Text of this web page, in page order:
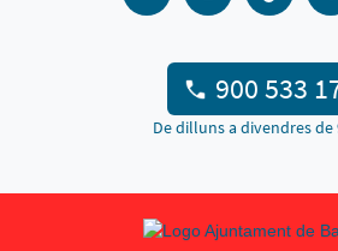
900 533
De dilluns a divendres de